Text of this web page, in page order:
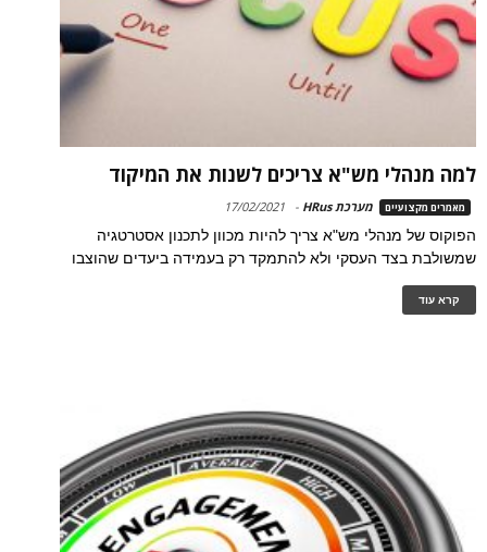
למה מנהלי מש"א צריכים לשנות את המיקוד
מאמרים מקצועיים מערכת HRus -
17/02/2021
הפוקוס של מנהלי מש"א צריך להיות מכוון לתכנון אסטרטגיה
שמשולבת בצד העסקי ולא להתמקד רק בעמידה ביעדים שהוצבו
קרא עוד